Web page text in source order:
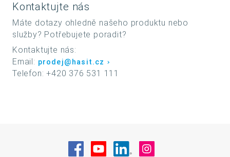
Kontaktujte nás
Máte dotazy ohledně našeho produktu nebo
služby? Potřebujete poradit?
Kontaktujte nás:
Email: prodej@hasit.cz
Telefon: +420 376 531 111
Navštivte nás na Facebook
Navštivte nás na YouTube
Navštivte nás na